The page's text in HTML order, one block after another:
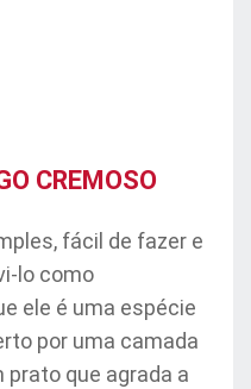
CREMOSO
fácil de fazer e
lo como
ele é uma espécie
por uma camada
prato que agrada a